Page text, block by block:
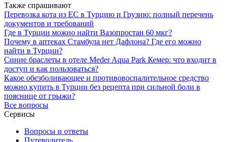
Также спрашивают
Перевозка кота из ЕС в Турцию и Грузию: полный перечень
документов и требований
Где в Турции можно найти Вазопростан 60 мкг?
Почему в аптеках Стамбула нет Дафлона? Где его можно
найти в Турции?
Синие браслеты в отеле Mеder Aqua Park Кемер: что входит в
доступ и как пользоваться?
Какое обезболивающее и противовоспалительное средство
можно купить в Турции без рецепта при сильной боли в
пояснице от грыжи?
Все вопросы
Сервисы
Вопросы и ответы
Путеводитель